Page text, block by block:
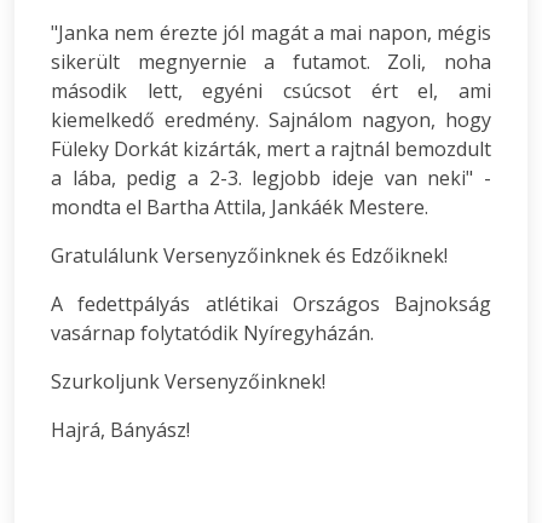
"Janka nem érezte jól magát a mai napon, mégis
sikerült megnyernie a futamot. Zoli, noha
második lett, egyéni csúcsot ért el, ami
kiemelkedő eredmény. Sajnálom nagyon, hogy
Füleky Dorkát kizárták, mert a rajtnál bemozdult
a lába, pedig a 2-3. legjobb ideje van neki" -
mondta el Bartha Attila, Jankáék Mestere.
Gratulálunk Versenyzőinknek és Edzőiknek!
A fedettpályás atlétikai Országos Bajnokság
vasárnap folytatódik Nyíregyházán.
Szurkoljunk Versenyzőinknek!
Hajrá, Bányász!